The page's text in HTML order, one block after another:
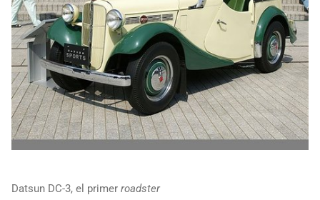
Datsun DC-3, el primer roadster